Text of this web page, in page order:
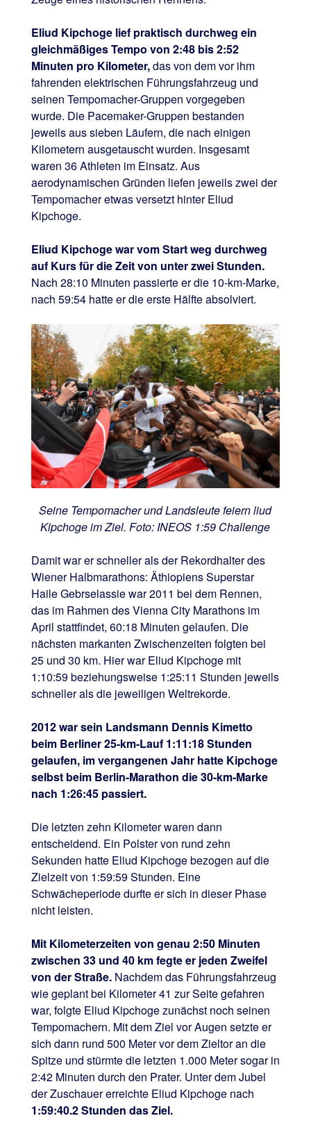
Eliud Kipchoge lief praktisch durchweg ein
gleichmäßiges Tempo von 2:48 bis 2:52
Minuten pro Kilometer,das von dem vor ihm
fahrenden elektrischen Führungsfahrzeug und
seinen Tempomacher-Gruppen vorgegeben
wurde. Die Pacemaker-Gruppen bestanden
jeweils aus sieben Läufern, die nach einigen
Kilometern ausgetauscht wurden. Insgesamt
waren 36 Athleten im Einsatz. Aus
aerodynamischen Gründen liefen jeweils zwei der
Tempomacher etwas versetzt hinter Eliud
Kipchoge.
Eliud Kipchoge war vom Start weg durchweg
auf Kurs für die Zeit von unter zwei Stunden.
Nach 28:10 Minuten passierte er die 10-km-Marke,
nach 59:54 hatte er die erste Hälfte absolviert.
Seine Tempomacher und Landsleute feiern liud
Kipchoge im Ziel. Foto: INEOS 1:59 Challenge
Damit war er schneller als der Rekordhalter des
Wiener Halbmarathons: Äthiopiens Superstar
Haile Gebrselassie war 2011 bei dem Rennen,
das im Rahmen des Vienna City Marathons im
April stattfindet, 60:18 Minuten gelaufen. Die
nächsten markanten Zwischenzeiten folgten bei
25 und 30 km. Hier war Eliud Kipchoge mit
1:10:59 beziehungsweise 1:25:11 Stunden jeweils
schneller als die jeweiligen Weltrekorde.
2012 war sein Landsmann Dennis Kimetto
beim Berliner 25-km-Lauf 1:11:18 Stunden
gelaufen, im vergangenen Jahr hatte Kipchoge
selbst beim Berlin-Marathon die 30-km-Marke
nach 1:26:45 passiert.
Die letzten zehn Kilometer waren dann
entscheidend. Ein Polster von rund zehn
Sekunden hatte Eliud Kipchoge bezogen auf die
Zielzeit von 1:59:59 Stunden. Eine
Schwächeperiode durfte er sich in dieser Phase
nicht leisten.
Mit Kilometerzeiten von genau 2:50 Minuten
zwischen 33 und 40 km fegte er jeden Zweifel
von der Straße.Nachdem das Führungsfahrzeug
wie geplant bei Kilometer 41 zur Seite gefahren
war, folgte Eliud Kipchoge zunächst noch seinen
Tempomachern. Mit dem Ziel vor Augen setzte er
sich dann rund 500 Meter vor dem Zieltor an die
Spitze und stürmte die letzten 1.000 Meter sogar in
2:42 Minuten durch den Prater. Unter dem Jubel
der Zuschauer erreichte Eliud Kipchoge nach
1:59:40.2 Stunden das Ziel.